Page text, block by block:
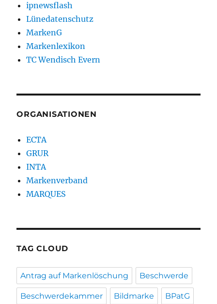
ipnewsflash
Lünedatenschutz
MarkenG
Markenlexikon
TC Wendisch Evern
ORGANISATIONEN
ECTA
GRUR
INTA
Markenverband
MARQUES
TAG CLOUD
Antrag auf Markenlöschung Beschwerde
Beschwerdekammer Bildmarke BPatG